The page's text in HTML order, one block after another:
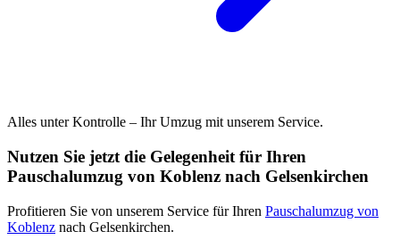
Alles unter Kontrolle – Ihr Umzug mit unserem Service.
Nutzen Sie jetzt die Gelegenheit für Ihren
Pauschalumzug von Koblenz nach Gelsenkirchen
Profitieren Sie von unserem Service für Ihren Pauschalumzug von
Koblenz nach Gelsenkirchen.